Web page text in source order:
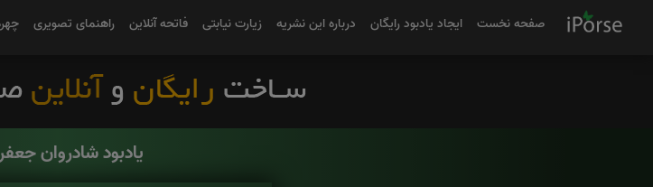
صفحه نخست ایجاد یادبود رایگان درباره این نشریه زیارت نیابتی فاتحه آنلاین راهنمای تصویری
یادبود شادروان